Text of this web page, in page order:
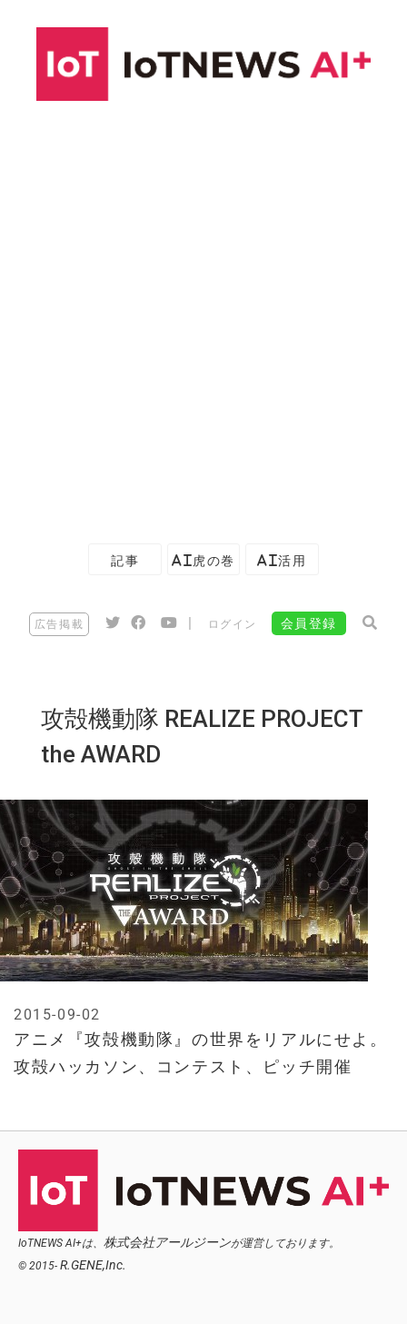
記事 AI虎の巻 AI活用
広告掲載 ログイン 会員登録
攻殻機動隊 REALIZE PROJECT
the AWARD
アニメ『攻殻機動隊』の世界をリアルにせよ。
攻殻ハッカソン、コンテスト、ピッチ開催
2015-09-02
IoTNEWS AI+は、 株式会社アールジーンが運営しております。
© 2015- R.GENE,Inc.